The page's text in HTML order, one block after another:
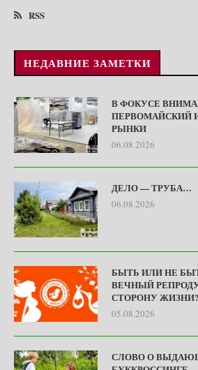
RSS
НЕДАВНИЕ ЗАМЕТКИ
В ФОКУСЕ
ПЕРВОМАЙСКИЙ
РЫНКИ
06.08.2026
ДЕЛО — ТРУБА…
06.08.2026
БЫТЬ ИЛИ НЕ
ВЕЧНЫЙ
СТОРОНУ ЖИЗНИ?
05.08.2026
СЛОВО О